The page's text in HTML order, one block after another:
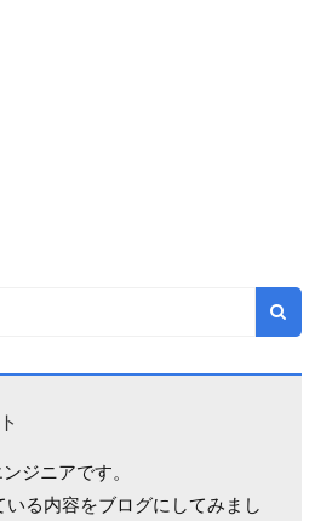
ジニアです。
いる内容をブログにしてみまし